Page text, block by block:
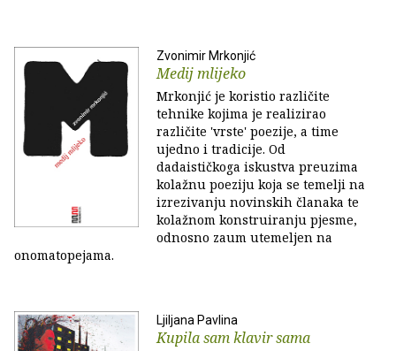
Zvonimir Mrkonjić
Medij mlijeko
Mrkonjić je koristio različite
tehnike kojima je realizirao
različite 'vrste' poezije, a time
ujedno i tradicije. Od
dadaističkoga iskustva preuzima
kolažnu poeziju koja se temelji na
izrezivanju novinskih članaka te
kolažnom konstruiranju pjesme,
odnosno zaum utemeljen na
onomatopejama.
Ljiljana Pavlina
Kupila sam klavir sama